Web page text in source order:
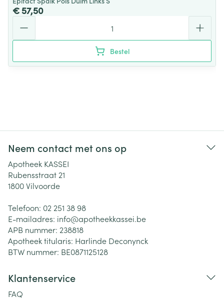
€ 57,50
Bestel
Neem contact met ons op
Apotheek KASSEI
Rubensstraat 21
1800Vilvoorde
Telefoon: 02 251 38 98
E-mailadres: info@apotheekkassei.be
APB nummer: 238818
Apotheek titularis: Harlinde Deconynck
BTW nummer: BE0871125128
Klantenservice
FAQ